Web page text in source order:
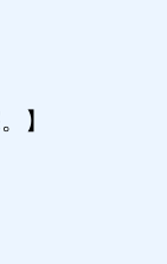
】